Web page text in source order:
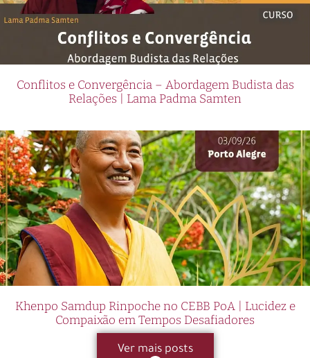
Conflitos e Convergência – Abordagem Budista das
Relações | Lama Padma Samten
Khenpo Samdup Rinpoche no CEBB PoA | Lucidez e
Compaixão em Tempos Desafiadores
Ver mais posts